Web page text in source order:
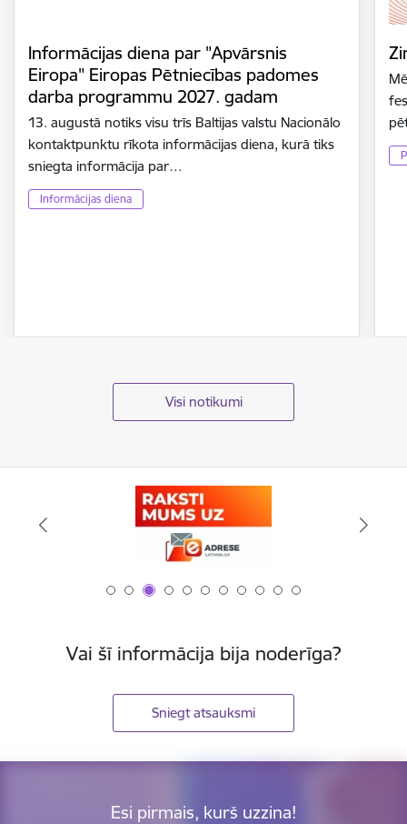
Informācijas diena par "Apvārsnis
Eiropa" Eiropas Pētniecības padomes
darba programmu 2027. gadam
13. augustā notiks visu trīs Baltijas valstu Nacionālo
kontaktpunktu rīkota informācijas diena, kurā tiks
sniegta informācija par…
Informācijas diena
Visi notikumi
Vai šī informācija bija noderīga?
Sniegt atsauksmi
Esi pirmais, kurš uzzina!